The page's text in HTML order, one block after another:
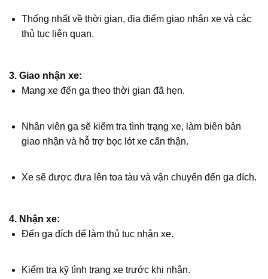
Thống nhất về thời gian, địa điểm giao nhận xe và các
thủ tục liên quan.
3. Giao nhận xe:
Mang xe đến ga theo thời gian đã hẹn.
Nhân viên ga sẽ kiểm tra tình trạng xe, làm biên bản
giao nhận và hỗ trợ bọc lót xe cẩn thận.
Xe sẽ được đưa lên toa tàu và vận chuyển đến ga đích.
4. Nhận xe:
Đến ga đích để làm thủ tục nhận xe.
Kiểm tra kỹ tình trạng xe trước khi nhận.